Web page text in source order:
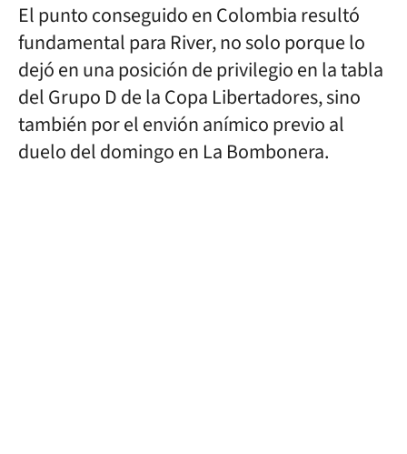
El punto conseguido en Colombia resultó
fundamental para River, no solo porque lo
dejó en una posición de privilegio en la tabla
del Grupo D de la Copa Libertadores, sino
también por el envión anímico previo al
duelo del domingo en La Bombonera.